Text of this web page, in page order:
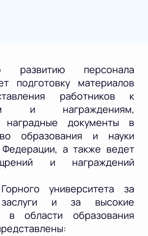
персонала
подготовку материалов
работников к
и награждениям,
наградные документы в
образования и науки
Федерации, а также ведет
и награждений
университета за
и за высокие
в области образования